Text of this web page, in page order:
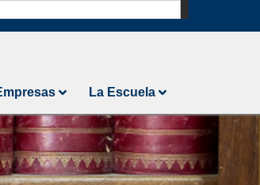
La Escuela